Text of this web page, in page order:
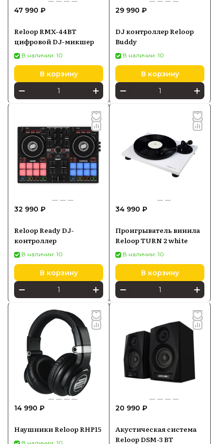
47 990 ₽
Reloop RMX-44BT
цифровой DJ-микшер
В наличии: 10
В корзину
29 990 ₽
DJ контроллер Reloop
Buddy
В наличии: 10
В корзину
32 990 ₽
Reloop Ready DJ-
контроллер
В наличии: 10
В корзину
34 990 ₽
Проигрыватель винила
Reloop TURN 2 white
В наличии: 10
В корзину
14 990 ₽
Наушники Reloop RHP15
20 990 ₽
Акустическая система
Reloop DSM-3 BT